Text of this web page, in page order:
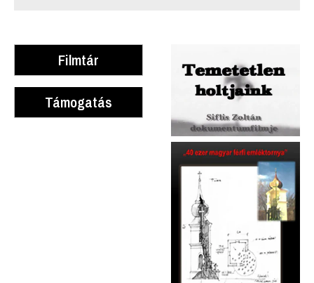
Filmtár
Támogatás